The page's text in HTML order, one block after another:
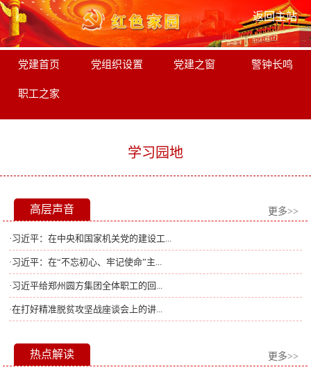
返回主站
党建首页 党组织设置 党建之窗 警钟长鸣
职工之家
学习园地
高层声音 更多>>
·习近平：在中央和国家机关党的建设工...
·习近平：在“不忘初心、牢记使命”主...
·习近平给郑州圆方集团全体职工的回...
·在打好精准脱贫攻坚战座谈会上的讲...
热点解读 更多>>